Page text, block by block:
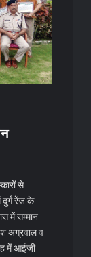
से
दुर्ग रेंज के
में सम्मान
अग्रवाल व
में आईजी